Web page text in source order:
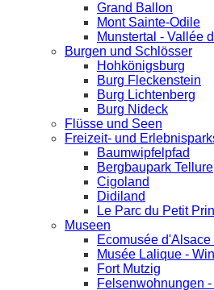
Grand Ballon
Mont Sainte-Odile
Munstertal - Vallée
Burgen und Schlösser
Hohkönigsburg
Burg Fleckenstein
Burg Lichtenberg
Burg Nideck
Flüsse und Seen
Freizeit- und
Baumwipfelpfad
Bergbaupark Tellure
Cigoland
Didiland
Le Parc du Petit
Museen
Ecomusée
Musée Lalique -
Fort Mutzig
Felsenwohnungen